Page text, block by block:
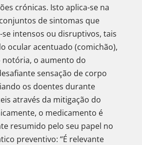
crónicas. Isto aplica-se na
de sintomas que
intensos ou disruptivos, tais
ocular acentuado (comichão),
notória, o aumento do
sensação de corpo
os doentes durante
através da mitigação do
o medicamento é
resumido pelo seu papel no
preventivo: “É relevante